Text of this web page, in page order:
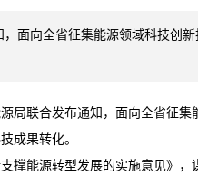
面向全省征集能源领域科技创
局联合发布通知，面向全省征
成果转化。
能源转型发展的实施意见》，